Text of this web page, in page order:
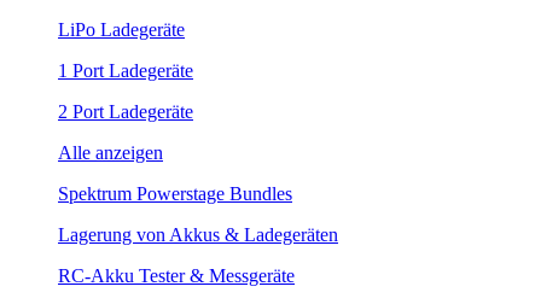
LiPo Ladegeräte
1 Port Ladegeräte
2 Port Ladegeräte
Alle anzeigen
Spektrum Powerstage Bundles
Lagerung von Akkus & Ladegeräten
RC-Akku Tester & Messgeräte